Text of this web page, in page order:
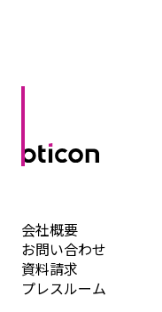
会社概要
お問い合わせ
資料請求
プレスルーム